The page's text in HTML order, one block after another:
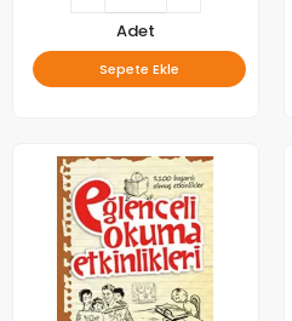
Adet
Sepete Ekle